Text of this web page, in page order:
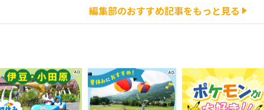
編集部のおすすめ記事をもっと見る